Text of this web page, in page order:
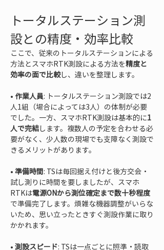
トータルステーション測
設との精度・効率比較
ここで、従来のトータルステーションによる
方法とスマホRTK測設による方法を精度と
効率の面で比較し、違いを整理します。
• 作業人員: トータルステーション測設では2
人1組（場合によっては3人）の体制が必要
でした。一方、スマホRTK測設は基本的に1
人で完結します。複数人の予定を合わせる必
要がなく、少人数の現場でも支障なく測設で
• 準備時間: TSは毎回据え付けと後方交会・
試し測りに時間を要しましたが、スマホ
RTKは電源ONから測位確定まで数十秒程度
で準備完了します。煩雑な機器調整がいらな
いため、思い立ったときすぐ測設作業に取り
• 測設スピード: TSは一点ごとに照準・読取